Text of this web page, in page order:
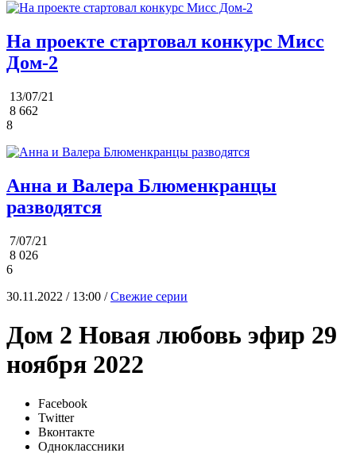
На проекте стартовал конкурс Мисс
Дом-2
13/07/21
8 662
8
Анна и Валера Блюменкранцы
разводятся
7/07/21
8 026
6
30.11.2022 / 13:00 /Свежие серии
Дом 2 Новая любовь эфир 29
ноября 2022
Facebook
Twitter
Вконтакте
Одноклассники